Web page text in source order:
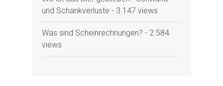
und Schankverluste - 3.147 views
Was sind Scheinrechnungen? - 2.584
views